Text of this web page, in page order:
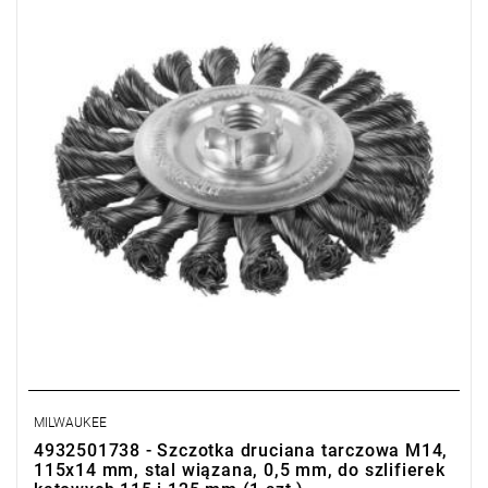
MILWAUKEE
4932501738 - Szczotka druciana tarczowa M14,
115x14 mm, stal wiązana, 0,5 mm, do szlifierek